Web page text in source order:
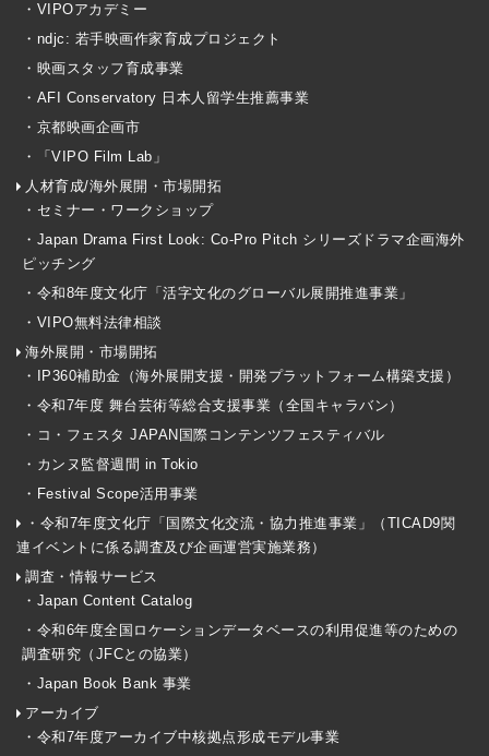
・VIPOアカデミー
・ndjc: 若手映画作家育成プロジェクト
・映画スタッフ育成事業
・AFI Conservatory 日本人留学生推薦事業
・京都映画企画市
・「VIPO Film Lab」
人材育成/海外展開・市場開拓
・セミナー・ワークショップ
・Japan Drama First Look: Co-Pro Pitch シリーズドラマ企画海外
ピッチング
・令和8年度文化庁「活字文化のグローバル展開推進事業」
・VIPO無料法律相談
海外展開・市場開拓
・IP360補助金（海外展開支援・開発プラットフォーム構築支援）
・令和7年度 舞台芸術等総合支援事業（全国キャラバン）
・コ・フェスタ JAPAN国際コンテンツフェスティバル
・カンヌ監督週間 in Tokio
・Festival Scope活用事業
・令和7年度文化庁「国際文化交流・協力推進事業」（TICAD9関
連イベントに係る調査及び企画運営実施業務）
調査・情報サービス
・Japan Content Catalog
・令和6年度全国ロケーションデータベースの利用促進等のための
調査研究（JFCとの協業）
・Japan Book Bank 事業
アーカイブ
・令和7年度アーカイブ中核拠点形成モデル事業